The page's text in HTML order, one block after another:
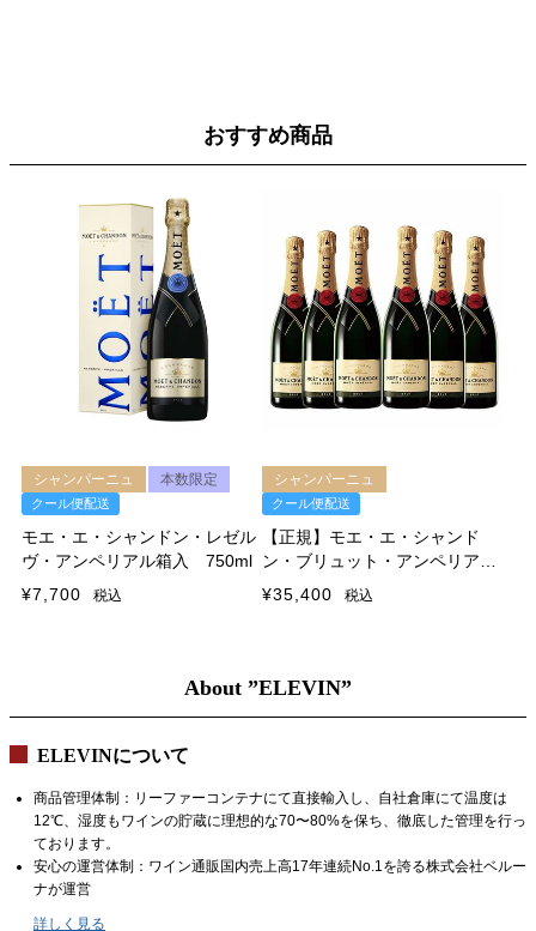
おすすめ商品
シャンパーニュ 本数限定
クール便配送
モエ・エ・シャンドン・レゼル
ヴ・アンペリアル箱入 750ml
¥7,700 税込
シャンパーニュ
クール便配送
【正規】モエ・エ・シャンド
ン・ブリュット・アンペリアル
６本セット 750ml 1本あたり
￥5,900
¥35,400 税込
About ”ELEVIN”
ELEVINについて
商品管理体制：リーファーコンテナにて直接輸入し、自社倉庫にて温度は
12℃、湿度もワインの貯蔵に理想的な70〜80%を保ち、徹底した管理を行っ
ております。
安心の運営体制：ワイン通販国内売上高17年連続No.1を誇る株式会社ベルー
ナが運営
詳しく見る